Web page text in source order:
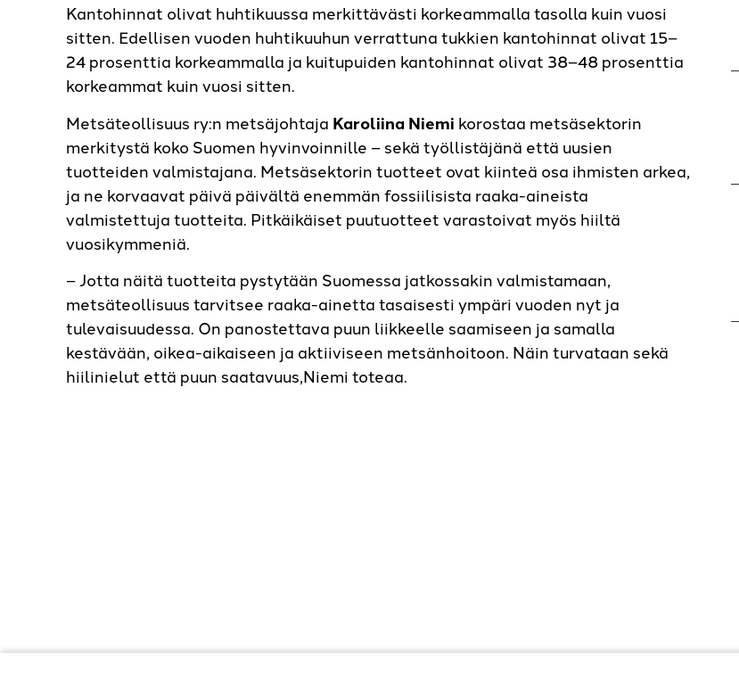
Kantohinnat olivat huhtikuussa merkittävästi korkeammalla tasolla kuin vuosi
sitten. Edellisen vuoden huhtikuuhun verrattuna tukkien kantohinnat olivat 15–
24 prosenttia korkeammalla ja kuitupuiden kantohinnat olivat 38–48 prosenttia
korkeammat kuin vuosi sitten.
Metsäteollisuus ry:n metsäjohtaja Karoliina Niemi korostaa metsäsektorin
merkitystä koko Suomen hyvinvoinnille – sekä työllistäjänä että uusien
tuotteiden valmistajana. Metsäsektorin tuotteet ovat kiinteä osa ihmisten arkea,
ja ne korvaavat päivä päivältä enemmän fossiilisista raaka-aineista
valmistettuja tuotteita. Pitkäikäiset puutuotteet varastoivat myös hiiltä
vuosikymmeniä.
– Jotta näitä tuotteita pystytään Suomessa jatkossakin valmistamaan,
metsäteollisuus tarvitsee raaka-ainetta tasaisesti ympäri vuoden nyt ja
tulevaisuudessa. On panostettava puun liikkeelle saamiseen ja samalla
kestävään, oikea-aikaiseen ja aktiiviseen metsänhoitoon. Näin turvataan sekä
hiilinielut että puun saatavuus,Niemi toteaa.